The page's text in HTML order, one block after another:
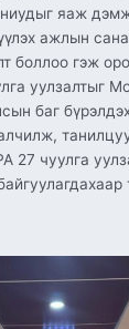
яаж
ажлын
боллоо гэж
уулзалтыг
баг
27 чуулга